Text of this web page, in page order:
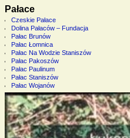
Pałace
Czeskie Pałace
Dolina Pałaców – Fundacja
Pałac Brunów
Pałac Łomnica
Pałac Na Wodzie Staniszów
Pałac Pakoszów
Pałac Paulinum
Pałac Staniszów
Pałac Wojanów